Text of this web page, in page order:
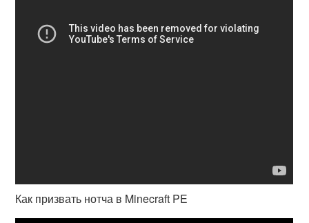
Как призвать нотча в Minecraft PE